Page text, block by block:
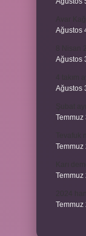
Ağustos
Ağustos
Ağustos
Temmuz
Temmuz
Temmuz
Temmuz